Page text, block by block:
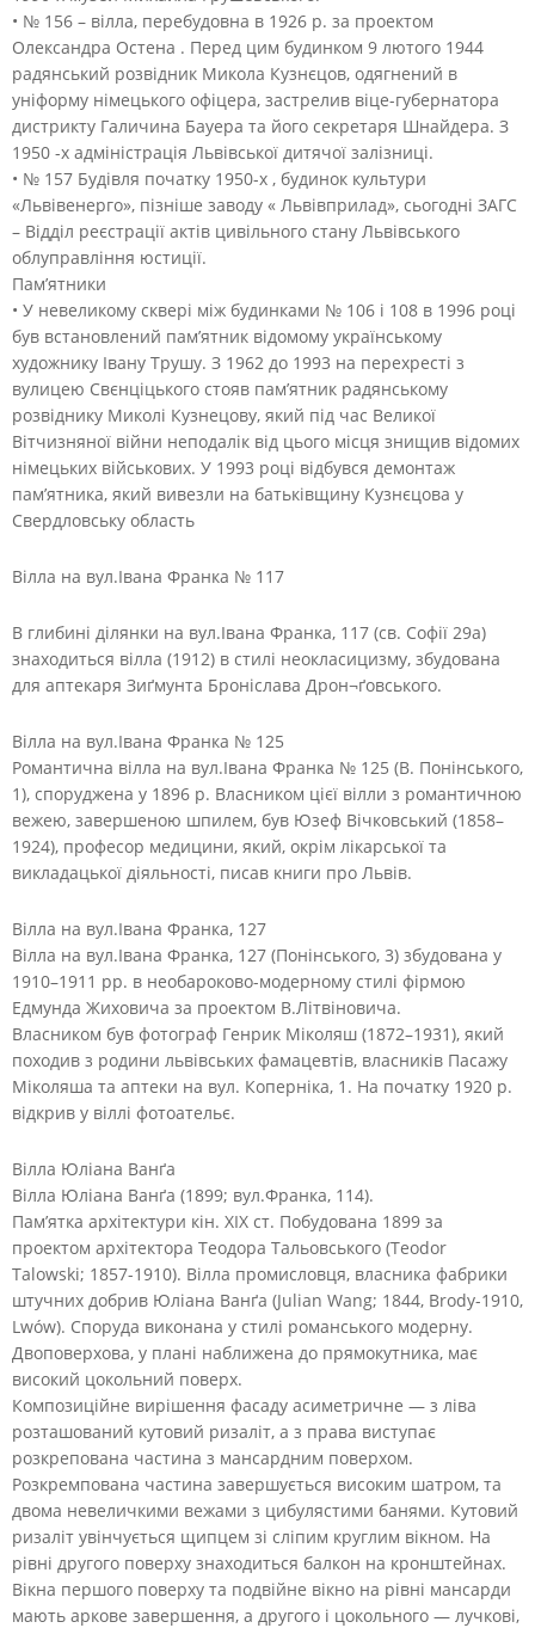
• № 156 – вілла, перебудовна в 1926 р. за проектом
Олександра Остена . Перед цим будинком 9 лютого 1944
радянський розвідник Микола Кузнєцов, одягнений в
уніформу німецького офіцера, застрелив віце-губернатора
дистрикту Галичина Бауера та його секретаря Шнайдера. З
1950 -х адміністрація Львівської дитячої залізниці.
• № 157 Будівля початку 1950-х , будинок культури
«Львівенерго», пізніше заводу « Львівприлад», сьогодні ЗАГС
– Відділ реєстрації актів цивільного стану Львівського
облуправління юстиції.
Пам’ятники
• У невеликому сквері між будинками № 106 і 108 в 1996 році
був встановлений пам’ятник відомому українському
художнику Івану Трушу. З 1962 до 1993 на перехресті з
вулицею Свєнціцького стояв пам’ятник радянському
розвіднику Миколі Кузнецову, який під час Великої
Вітчизняної війни неподалік від цього місця знищив відомих
німецьких військових. У 1993 році відбувся демонтаж
пам’ятника, який вивезли на батьківщину Кузнєцова у
Свердловську область
Вілла на вул.Івана Франка № 117
В глибині ділянки на вул.Івана Франка, 117 (св. Софії 29а)
знаходиться вілла (1912) в стилі неокласицизму, збудована
для аптекаря Зиґмунта Броніслава Дрон¬ґовського.
Вілла на вул.Івана Франка № 125
Романтична вілла на вул.Івана Франка № 125 (В. Понінського,
1), споруджена у 1896 р. Власником цієї вілли з романтичною
вежею, завершеною шпилем, був Юзеф Вічковський (1858–
1924), професор медицини, який, окрім лікарської та
викладацької діяльності, писав книги про Львів.
Вілла на вул.Івана Франка, 127
Вілла на вул.Івана Франка, 127 (Понінського, 3) збудована у
1910–1911 рр. в необароково-модерному стилі фірмою
Едмунда Жиховича за проектом В.Літвіновича.
Власником був фотограф Генрик Міколяш (1872–1931), який
походив з родини львівських фамацевтів, власників Пасажу
Міколяша та аптеки на вул. Коперніка, 1. На початку 1920 р.
відкрив у віллі фотоательє.
Вілла Юліана Ванґа
Вілла Юліана Ванґа (1899; вул.Франка, 114).
Пам’ятка архітектури кін. XIX ст. Побудована 1899 за
проектом архітектора Теодора Тальовського (Teodor
Talowski; 1857-1910). Вілла промисловця, власника фабрики
штучних добрив Юліана Ванґа (Julian Wang; 1844, Brody-1910,
Lwów). Споруда виконана у стилі романського модерну.
Двоповерхова, у плані наближена до прямокутника, має
високий цокольний поверх.
Композиційне вирішення фасаду асиметричне — з ліва
розташований кутовий ризаліт, а з права виступає
розкрепована частина з мансардним поверхом.
Розкремпована частина завершується високим шатром, та
двома невеличкими вежами з цибулястими банями. Кутовий
ризаліт увінчується щипцем зі сліпим круглим вікном. На
рівні другого поверху знаходиться балкон на кронштейнах.
Вікна першого поверху та подвійне вікно на рівні мансарди
мають аркове завершення, а другого і цокольного — лучкові,